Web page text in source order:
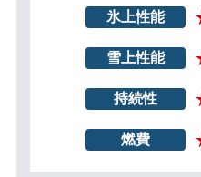
氷上性能
雪上性能
持続性
燃費